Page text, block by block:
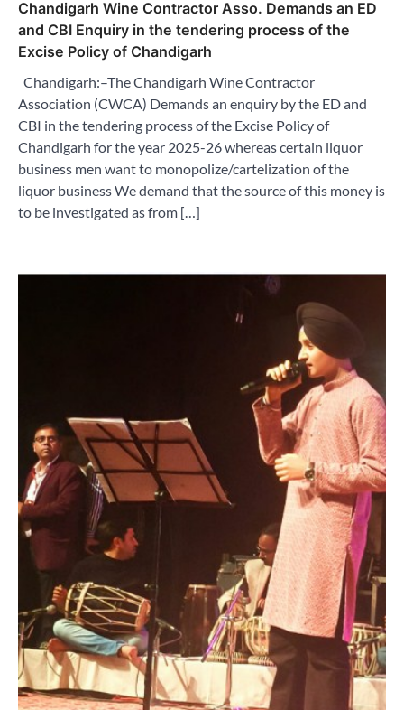
Chandigarh Wine Contractor Asso. Demands an ED
and CBI Enquiry in the tendering process of the
Excise Policy of Chandigarh
Chandigarh:–The Chandigarh Wine Contractor
Association (CWCA) Demands an enquiry by the ED and
CBI in the tendering process of the Excise Policy of
Chandigarh for the year 2025-26 whereas certain liquor
business men want to monopolize/cartelization of the
liquor business We demand that the source of this money is
to be investigated as from […]